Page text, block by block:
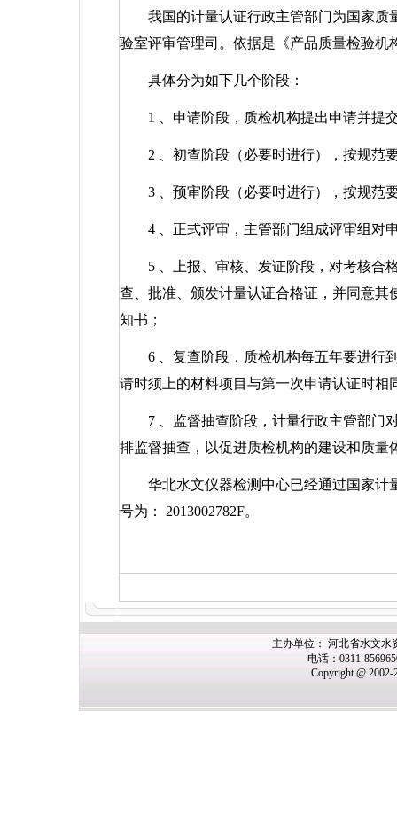
我国的计量认证行政主管部门为国家
验室评审管理司。依据是《产品质量检验机
具体分为如下几个阶段：
1 、申请阶段，质检机构提出申请并提
2 、初查阶段（必要时进行），按规
3 、预审阶段（必要时进行），按规
4 、正式评审，主管部门组成评审组对
5
、上报、审核、发证阶段，对考核
查、批准、颁发计量认证合格证，并同意
知书；
6
、复查阶段，质检机构每五年要进
请时须上的材料项目与第一次申请认证时相
7
、监督抽查阶段，计量行政主管部
排监督抽查，以促进质检机构的建设和质量
华北水文仪器检测中心已经通过国家
号为： 2013002782F。
主办单位： 河北省水文水
电话：0311-
Copyright @ 2002-